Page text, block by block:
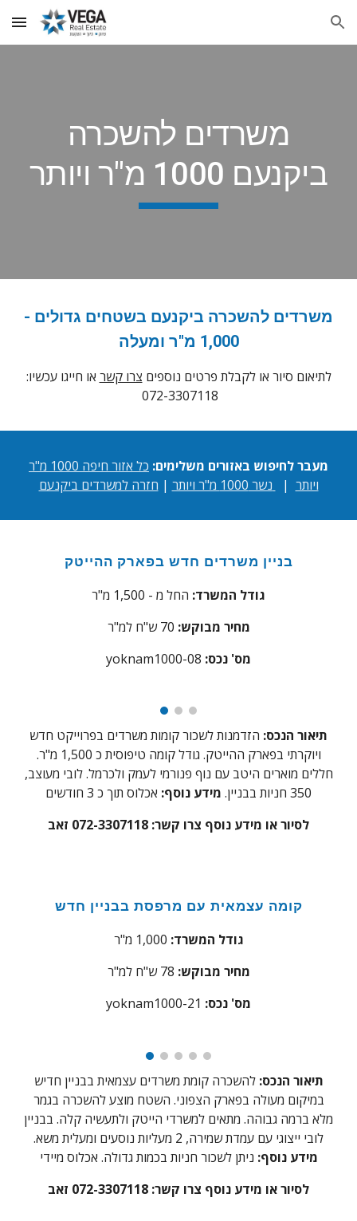
Skip to main content Skip to navigation
משרדים להשכרה
ביקנעם 1000 מ"ר ויותר
משרדים להשכרה ביקנעם בשטחים גדולים -
1,000 מ"ר ומעלה
לתיאום סיור או לקבלת פרטים נוספים צרו קשר או חייגו עכשיו:
072-3307118
מעבר לחיפוש באזורים משלימים:
כל אזור חיפה 1000 מ"ר
ויותר | נשר 1000 מ"ר ויותר | חזרה למשרדים ביקנעם
בניין משרדים חדש בפארק ההייטק
גודל המשרד: החל מ - 1,500 מ"ר
מחיר מבוקש: 70ש"ח למ"ר
yoknam1000-08 :מס' נכס
תיאור הנכס: הזדמנות לשכור קומות משרדים בפרוייקט חדש
ויוקרתי בפארק ההייטק. גודל קומה טיפוסית כ 1,500 מ"ר.
חללים מוארים היטב עם נוף פנורמי לעמק ולכרמל. לובי מעוצב,
350 חניות בבניין.
מידע נוסף: אכלוס תוך כ 3 חודשים
לסיור או מידע נוסף צרו קשר: 072-3307118 זאב
קומה עצמאית עם מרפסת בבניין חדש
גודל המשרד: 1,000 מ"ר
מחיר מבוקש: 78ש"ח למ"ר
yoknam1000-21 :מס' נכס
תיאור הנכס: להשכרהקומת משרדים עצמאית בבניין חדיש
במיקום מעולה בפארק הצפוני. השטח מוצע להשכרה בגמר
מלא ברמה גבוהה. מתאים למשרדי הייטק ולתעשיה קלה. בבניין
לובי ייצוגי עם עמדת שמירה, 2 מעליות נוסעים ומעלית משא.
מידע נוסף: ניתן לשכור חניות בכמות גדולה. אכלוס מיידי
לסיור או מידע נוסף צרו קשר: 072-3307118 זאב